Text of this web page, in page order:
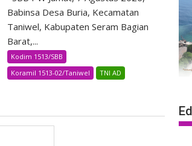
Babinsa Desa Buria, Kecamatan
Taniwel, Kabupaten Seram Bagian
Barat,...
Kodim 1513/SBB
Koramil 1513-02/Taniwel
TNI AD